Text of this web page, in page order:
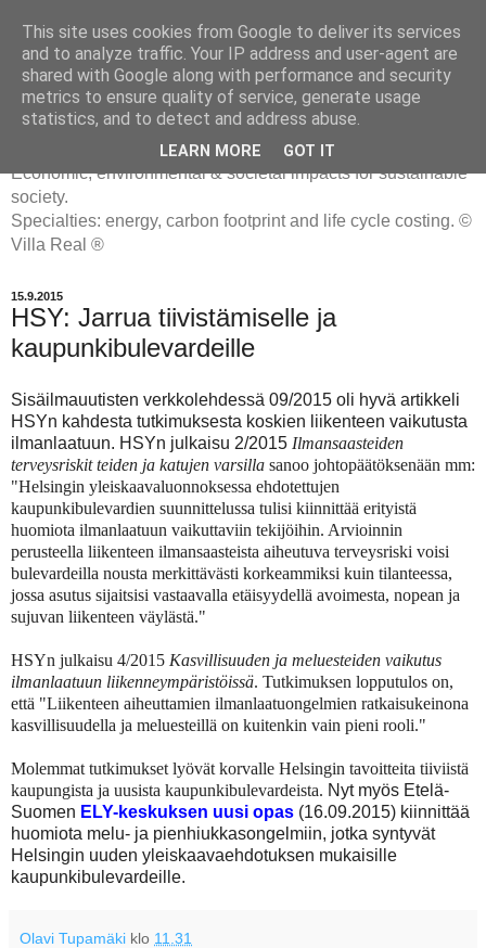
ENERGIATYHMYRIT
Economic, environmental & societal impacts for sustainable
society.
Specialties: energy, carbon footprint and life cycle costing. ©
Villa Real ®
15.9.2015
HSY: Jarrua tiivistämiselle ja
kaupunkibulevardeille
Sisäilmauutisten verkkolehdessä 09/2015 oli hyvä artikkeli
HSYn kahdesta tutkimuksesta koskien liikenteen vaikutusta
ilmanlaatuun. HSYn julkaisu 2/2015 Ilmansaasteiden
terveysriskit teiden ja katujen varsilla sanoo johtopäätöksenään mm:
"Helsingin yleiskaavaluonnoksessa ehdotettujen
kaupunkibulevardien suunnittelussa tulisi kiinnittää erityistä
huomiota ilmanlaatuun vaikuttaviin tekijöihin. Arvioinnin
perusteella liikenteen ilmansaasteista aiheutuva terveysriski voisi
bulevardeilla nousta merkittävästi korkeammiksi kuin tilanteessa,
jossa asutus sijaitsisi vastaavalla etäisyydellä avoimesta, nopean ja
sujuvan liikenteen väylästä."
HSYn julkaisu 4/2015 Kasvillisuuden ja meluesteiden vaikutus
ilmanlaatuun liikenneympäristöissä. Tutkimuksen lopputulos on,
että "Liikenteen aiheuttamien ilmanlaatuongelmien ratkaisukeinona
kasvillisuudella ja meluesteillä on kuitenkin vain pieni rooli."
Molemmat tutkimukset lyövät korvalle Helsingin tavoitteita tiiviistä
kaupungista ja uusista kaupunkibulevardeista. Nyt myös Etelä-
Suomen ELY-keskuksen uusi opas (16.09.2015) kiinnittää
huomiota melu- ja pienhiukkasongelmiin, jotka syntyvät
Helsingin uuden yleiskaavaehdotuksen mukaisille
kaupunkibulevardeille.
Olavi Tupamäki klo 11.31
This site uses cookies from Google to deliver its services
and to analyze traffic. Your IP address and user-agent are
shared with Google along with performance and security
metrics to ensure quality of service, generate usage
statistics, and to detect and address abuse.
LEARN MORE GOT IT